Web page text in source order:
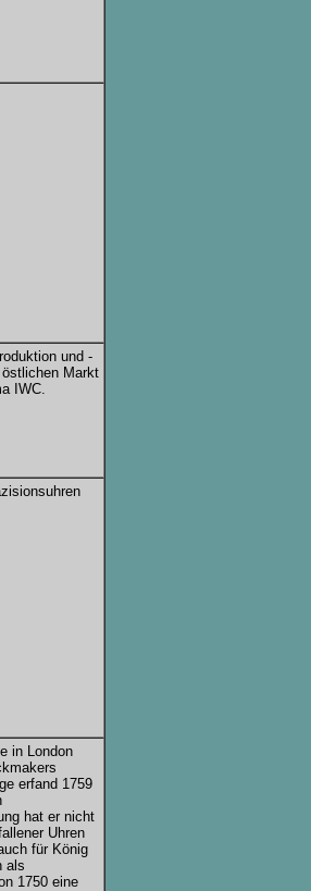
und -
Markt
IWC.
in London
erfand 1759
hat er nicht
Uhren
für König
als
1750 eine